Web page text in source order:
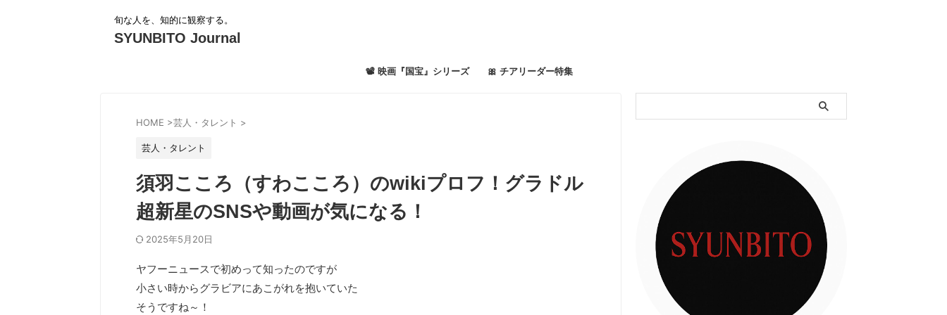
旬な人を、知的に観察する。
SYUNBITO Journal
📽 映画『国宝』シリーズ 🎀 チアリーダー特集
HOME >芸人・タレント >
芸人・タレント
須羽こころ（すわこころ）のwikiプロフ！グラドル
超新星のSNSや動画が気になる！
2025年5月20日
ヤフーニュースで初めって知ったのですが
小さい時からグラビアにあこがれを抱いていた
そうですね～！